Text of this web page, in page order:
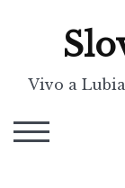
Vivo a
TOGGLE